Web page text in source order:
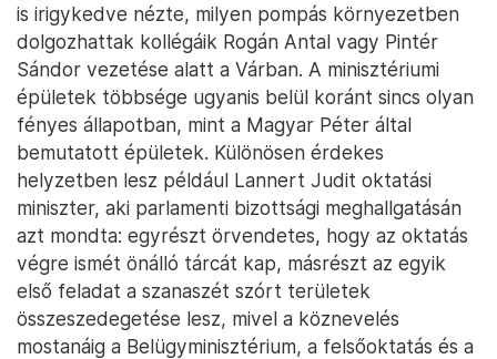
is irigykedve nézte, milyen pompás környezetben
dolgozhattak kollégáik Rogán Antal vagy Pintér
Sándor vezetése alatt a Várban. A minisztériumi
épületek többsége ugyanis belül koránt sincs olyan
fényes állapotban, mint a Magyar Péter által
bemutatott épületek. Különösen érdekes
helyzetben lesz például Lannert Judit oktatási
miniszter, aki parlamenti bizottsági meghallgatásán
azt mondta: egyrészt örvendetes, hogy az oktatás
végre ismét önálló tárcát kap, másrészt az egyik
első feladat a szanaszét szórt területek
összeszedegetése lesz, mivel a köznevelés
mostanáig a Belügyminisztérium, a felsőoktatás és a